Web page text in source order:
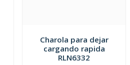
Charola para dejar
cargando rapida
RLN6332